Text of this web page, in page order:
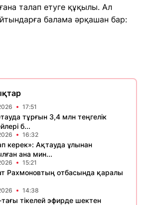
талап етуге құқылы. Ал
балама әрқашан бар:
17:51
тұрғын 3,4 млн теңгелік
б...
16:32
керек»: Ақтауда ұлынан
ана мин...
15:21
Рахмоновтың отбасында қаралы
14:38
тікелей эфирде шектен